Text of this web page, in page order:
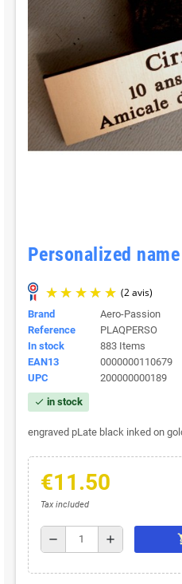
Personalized
Brand
Aero-Passion
Reference
PLAQPERSO
In stock
883 Items
EAN13
0000000110679
UPC
200000000189
check in stock
engraved pLate black inked on
€11.50
Tax included
remove add